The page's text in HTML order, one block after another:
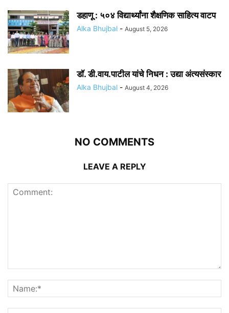
डहाणू : ५०४ विद्यार्थ्यांना शैक्षणिक साहित्य वाटप
Alka Bhujbal - August 5, 2026
डॉ. डी.वाय.पाटील यांचे निधन : उद्या अंत्यसंस्कार
Alka Bhujbal - August 4, 2026
NO COMMENTS
LEAVE A REPLY